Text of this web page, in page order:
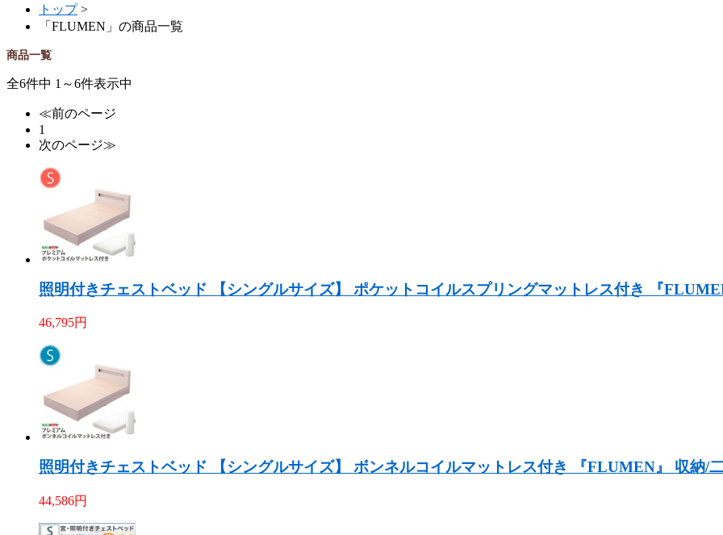
トップ >
「FLUMEN」の商品一覧
商品一覧
全6件中 1～6件表示中
≪前のページ
1
次のページ≫
照明付きチェストベッド 【シングルサイズ】 ポケットコイルスプリングマットレス付き 『
46,795円
照明付きチェストベッド 【シングルサイズ】 ボンネルコイルマットレス付き 『FLUMEN』 収納/
44,586円